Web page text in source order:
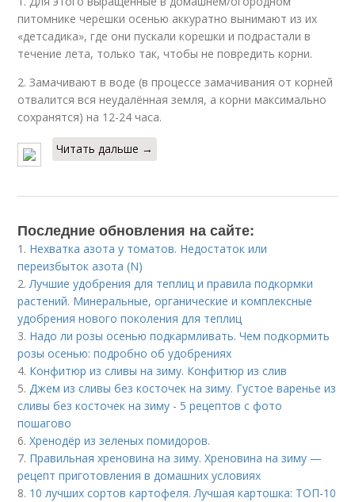
питомнике черешки осенью аккуратно вынимают из их
«детсадика», где они пускали корешки и подрастали в
течение лета, только так, чтобы не повредить корни.
2. Замачивают в воде (в процессе замачивания от корней
отвалится вся неудалённая земля, а корни максимально
сохранятся) на 12-24 часа.
Читать дальше →
Последние обновления на сайте:
1. Нехватка азота у томатов. Недостаток или
переизбыток азота (N)
2.Лучшие удобрения для теплиц и правила подкормки
растений. Минеральные, органические и комплексные
удобрения нового поколения для теплиц
3. Надо ли розы осенью подкармливать. Чем подкормить
розы осенью: подробно об удобрениях
4. Конфитюр из сливы на зиму. Конфитюр из слив
5.Джем из сливы без косточек на зиму. Густое варенье из
сливы без косточек на зиму - 5 рецептов с фото
пошагово
6.Хренодёр из зеленых помидоров.
7. Правильная хреновина на зиму. Хреновина на зиму —
рецепт приготовления в домашних условиях
8. 10 лучших сортов картофеля. Лучшая картошка: ТОП-10